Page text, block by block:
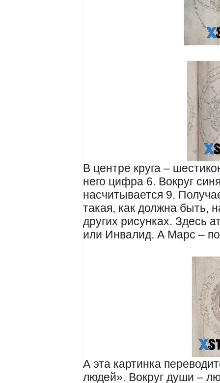
В центре круга –
него цифра 6. Вокруг
насчитывается 9.
такая, как должна быть,
других рисунках. Здесь
или Инвалид. А Марс –
А эта картинка
людей». Вокруг души –